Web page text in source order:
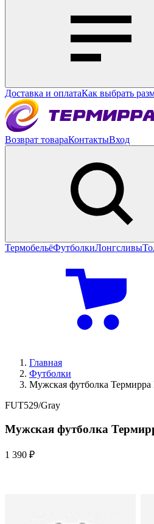
Доставка и оплатаКак выбрать
Возврат товараКонтактыВход
ТермобельёФутболкиЛонгсливы
Главная
Футболки
Мужская футболка Термирра
FUT529/Gray
Мужская футболка
1 390 ₽